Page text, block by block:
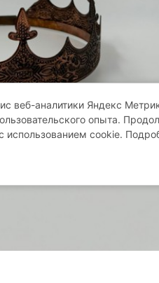
веб-аналитики Яндекс
опыта.
использованием cookie.